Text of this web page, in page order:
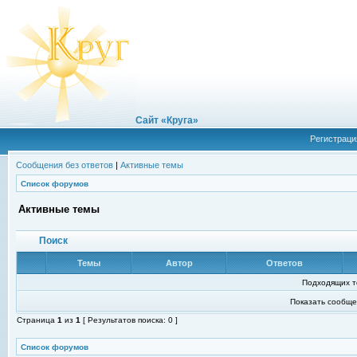
Сайт «Круга»
Сообщения без ответов | Активные темы
Список форумов
Активные темы
Поиск
Темы Автор Ответов
Подходящих
Показать
Страница 1 из 1 [ Результатов поиска: 0 ]
Список форумов